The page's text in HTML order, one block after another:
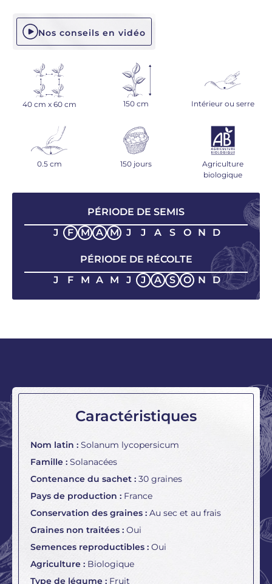
Nos conseils en vidéo
40 cm x 60 cm 150 cm Intérieur ou serre
0.5 cm 150 jours
Agriculture
biologique
PÉRIODE DE SEMIS
J
F M A M J J A S O N D
PÉRIODE DE RÉCOLTE
J
F M A M J J A S O N D
Caractéristiques
Nom latin : Solanum lycopersicum
Famille : Solanacées
Contenance du sachet : 30 graines
Pays de production : France
Conservation des graines : Au sec et au frais
Graines non traitées : Oui
Semences reproductibles : Oui
Agriculture : Biologique
Type de légume : Fruit